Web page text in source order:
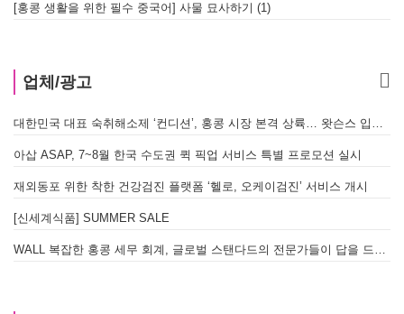
[홍콩 생활을 위한 필수 중국어] 사물 묘사하기 (1)
업체/광고
대한민국 대표 숙취해소제 ‘컨디션’, 홍콩 시장 본격 상륙… 왓슨스 입점 기념 할인 행사 진행
아삽 ASAP, 7~8월 한국 수도권 퀵 픽업 서비스 특별 프로모션 실시
재외동포 위한 착한 건강검진 플랫폼 ‘헬로, 오케이검진’ 서비스 개시
[신세계식품] SUMMER SALE
WALL 복잡한 홍콩 세무 회계, 글로벌 스탠다드의 전문가들이 답을 드립니다! - 법인설립, 회계, 감사